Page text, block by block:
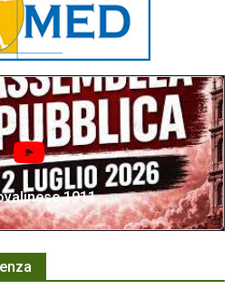
1911